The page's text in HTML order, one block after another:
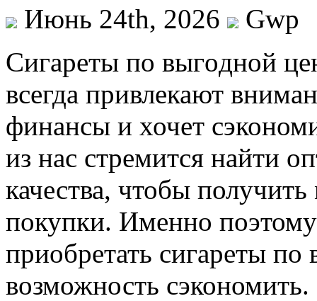
Июнь 24th, 2026
Gwp
Сигaрeты пo выгoднoй
всегда привлекают
финансы и хочет
из нас стремится найти
качества, чтобы
покупки. Именно
приобретать сигареты
возможность